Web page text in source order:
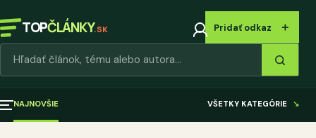
TOPČLÁNKY.SK Pridať odkaz ＋
NAJNOVŠIE VŠETKY KATEGÓRIE ↘